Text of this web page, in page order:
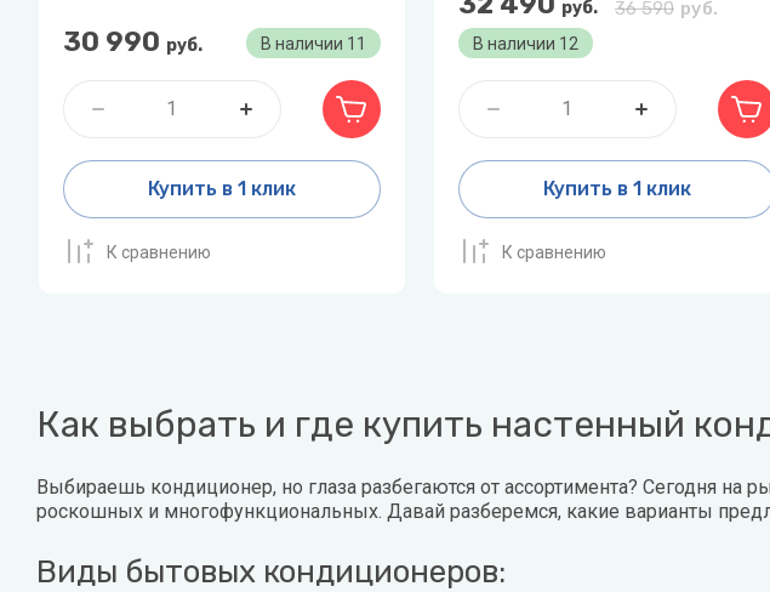
В наличии 11
30 990 руб.
Купить в 1 клик
К сравнению
В наличии 12
36 590 руб.
руб.
Купить в 1 клик
К сравнению
Как выбрать и где купить настенный
Выбираешь кондиционер, но глаза разбегаются от ассортимента? Сегодня
роскошных и многофункциональных. Давай разберемся, какие варианты
Виды бытовых кондиционеров: